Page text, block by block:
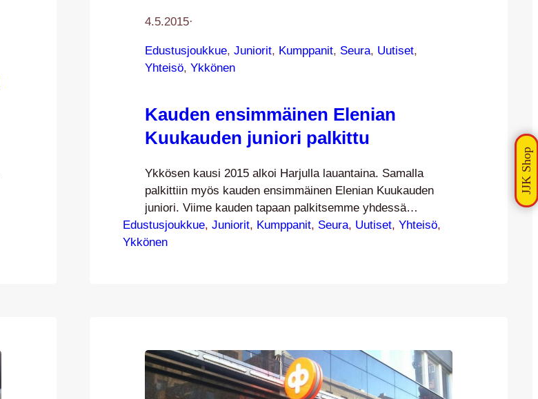
4.5.2015·
Edustusjoukkue, Juniorit, Kumppanit, Seura, Uutiset
Yhteisö, Ykkönen
Kauden ensimmäinen Elenian
Kuukauden juniori palkittu
Ykkösen kausi 2015 alkoi Harjulla lauantaina. Samalla
palkittiin myös kauden ensimmäinen Elenian Kuukauden
juniori. Viime kauden tapaan palkitsemme yhdessä
yhteistyökumppanimme kanssa koko kauden ajan
kuukausittain yhden lukuisista junioripelaajistamme.
Edustusjoukkue, Juniorit, Kumppanit, Seura, Uutiset, Yhteisö
Ykkönen